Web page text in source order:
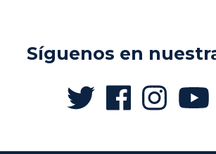
Síguenos en